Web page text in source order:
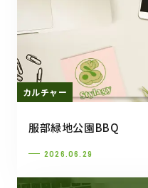
カルチャー
服部緑地公園BBQ
2026.06.29